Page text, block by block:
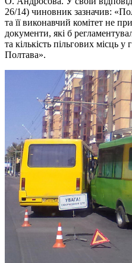
26/14) чиновник зазначив:
та її виконавчий комітет не
документи, які б
та кількість пільгових місць
Полтава».